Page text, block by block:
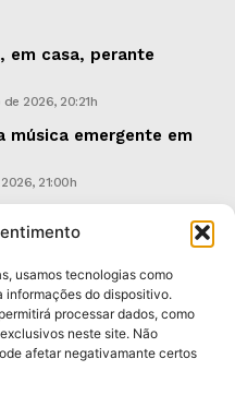
usamos tecnologias como
informações do dispositivo.
processar dados, como
neste site. Não
afetar negativamante certos
em casa, perante
2026, 20:21h
música emergente em
21:00h